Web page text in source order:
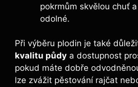
pokrmům skvělou chuť
odolné.
Při výběru plodin je také
kvalitu půdy a dostupnost
pokud máte dobře
lze zvážit pěstování rajčat